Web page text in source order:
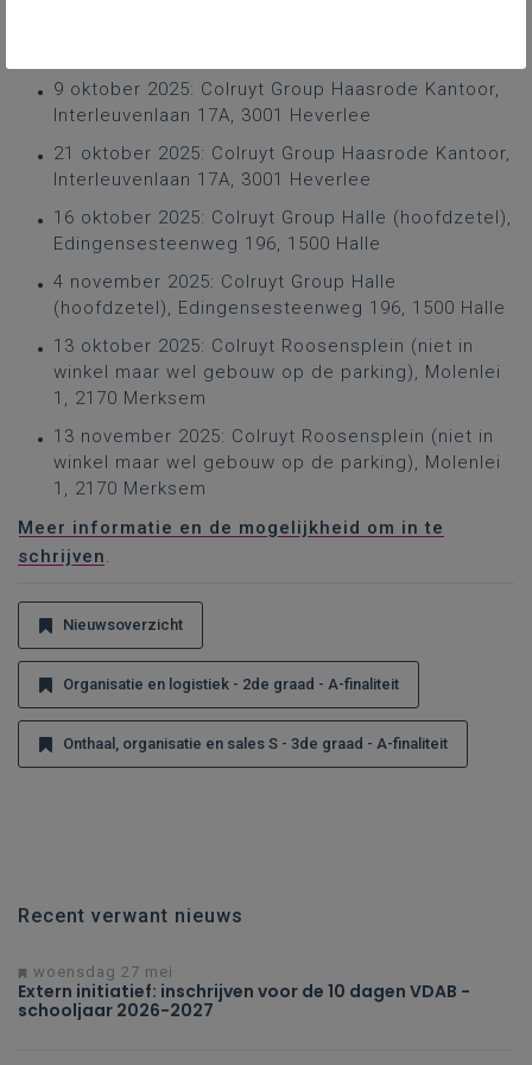
9 oktober 2025: Colruyt Group Haasrode Kantoor,
Interleuvenlaan 17A, 3001 Heverlee
21 oktober 2025: Colruyt Group Haasrode Kantoor,
Interleuvenlaan 17A, 3001 Heverlee
16 oktober 2025: Colruyt Group Halle (hoofdzetel),
Edingensesteenweg 196, 1500 Halle
4 november 2025: Colruyt Group Halle
(hoofdzetel), Edingensesteenweg 196, 1500 Halle
13 oktober 2025: Colruyt Roosensplein (niet in
winkel maar wel gebouw op de parking), Molenlei
1, 2170 Merksem
13 november 2025: Colruyt Roosensplein (niet in
winkel maar wel gebouw op de parking), Molenlei
1, 2170 Merksem
Meer informatie en de mogelijkheid om in te
schrijven.
Nieuwsoverzicht
Organisatie en logistiek - 2de graad - A-finaliteit
Onthaal, organisatie en sales S - 3de graad - A-finaliteit
Recent verwant nieuws
woensdag 27 mei
Extern initiatief: inschrijven voor de 10 dagen VDAB -
schooljaar 2026-2027